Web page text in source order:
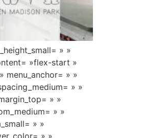
» »
»flex-start »
menu_anchor= » »
» »
» »
» »
» »
» »